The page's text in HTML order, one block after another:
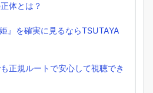
体とは？
』を確実に見るならTSUTAYA
正規ルートで安心して視聴でき